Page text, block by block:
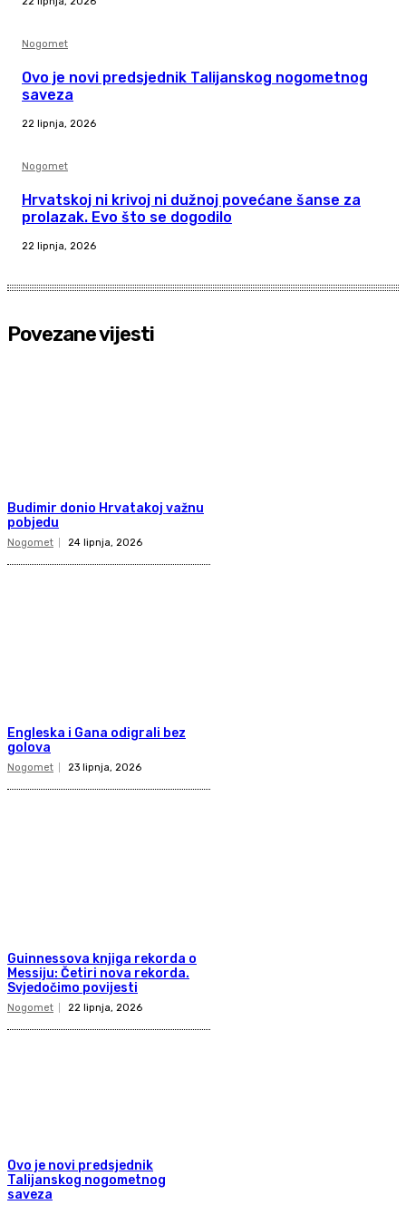
Nogomet
Ovo je novi predsjednik Talijanskog nogometnog
saveza
22 lipnja, 2026
Nogomet
Hrvatskoj ni krivoj ni dužnoj povećane šanse za
prolazak. Evo što se dogodilo
22 lipnja, 2026
Povezane vijesti
Budimir donio Hrvatakoj važnu
pobjedu
Nogomet 24 lipnja, 2026
Engleska i Gana odigrali bez
golova
Nogomet 23 lipnja, 2026
Guinnessova knjiga rekorda o
Messiju: Četiri nova rekorda.
Svjedočimo povijesti
Nogomet 22 lipnja, 2026
Ovo je novi predsjednik
Talijanskog nogometnog
saveza